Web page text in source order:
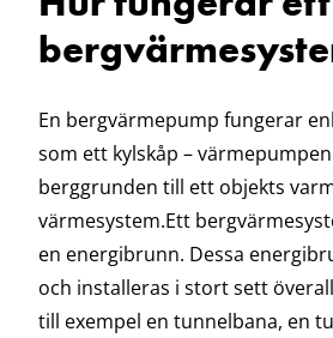
En bergvärmepump fungerar
som ett kylskåp –
berggrunden till ett objekts
värmesystem.Ett
en energibrunn. Dessa
och installeras i stort sett
till exempel en tunnelbana, en